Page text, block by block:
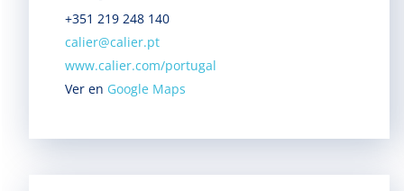
+351 219 248 140
calier@calier.pt
www.calier.com/portugal
Ver en Google Maps